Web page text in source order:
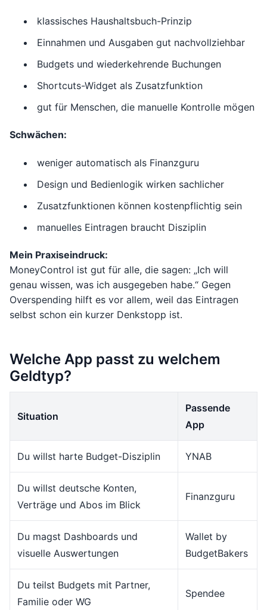
klassisches Haushaltsbuch-Prinzip
Einnahmen und Ausgaben gut nachvollziehbar
Budgets und wiederkehrende Buchungen
Shortcuts-Widget als Zusatzfunktion
gut für Menschen, die manuelle Kontrolle mögen
Schwächen:
weniger automatisch als Finanzguru
Design und Bedienlogik wirken sachlicher
Zusatzfunktionen können kostenpflichtig sein
manuelles Eintragen braucht Disziplin
Mein Praxiseindruck:
MoneyControl ist gut für alle, die sagen: „Ich will
genau wissen, was ich ausgegeben habe.“ Gegen
Overspending hilft es vor allem, weil das Eintragen
selbst schon ein kurzer Denkstopp ist.
Welche App passt zu welchem
Geldtyp?
Situation
Passende
App
Du willst harte Budget-Disziplin YNAB
Du willst deutsche Konten,
Verträge und Abos im Blick
Finanzguru
Du magst Dashboards und
visuelle Auswertungen
Wallet by
BudgetBakers
Du teilst Budgets mit Partner,
Familie oder WG
Spendee